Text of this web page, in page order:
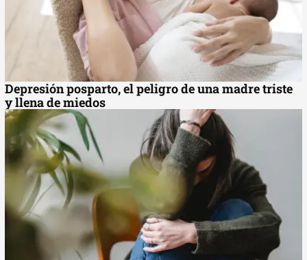
Depresión posparto, el peligro de una madre triste
y llena de miedos